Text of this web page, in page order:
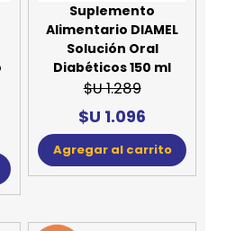
Suplemento
Alimentario DIAMEL
Solución Oral
Diabéticos 150 ml
$U 1.289
$U 1.096
Agregar al carrito